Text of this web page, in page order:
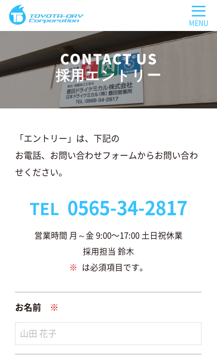
CONTACT US
採用エントリー
「エントリー」は、下記の
お電話、お問い合わせフォームから お問い合わ
せください。
TEL 0565-34-2817
営業時間 月～金 9:00〜17:00 土日祝休業
採用担当 鈴木
※
は必須項目です。
お名前 ※